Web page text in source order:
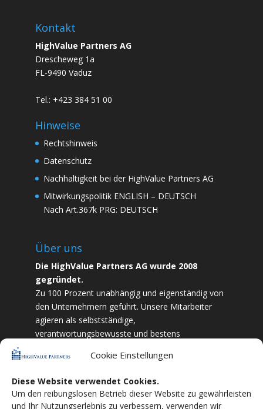
Cookie Einstellungen
Diese Website verwendet Cookies.
Um den reibungslosen Betrieb dieser Website zu gewährleisten
und Ihr Nutzungserlebnis zu verbessern, verwenden wir
Kontakt
HighValue Partners AG
Drescheweg 1a
FL-9490 Vaduz
Tel.: +423 384 51 00
Hinweise
Rechtshinweis
Datenschutz
Nachhaltigkeit bei der HighValue Partners AG
Mitwirkungspolitik ENGLISH – DEUTSCH
Nach Art.367k PRG: DEUTSCH
Über uns
Die HighValue Partners AG wurde 2008
gegründet.
Zu 100 Prozent unabhängig und eigenständig von
den Unternehmern geführt. Unsere Mitarbeiter
agieren als selbstständige,
verantwortungsbewusste und bestens
und Zielstrebigkeit sind wir bestrebt das
HighValue Partners ist Mitglied vom:VuVL –